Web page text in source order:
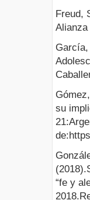
Freud,
su
“fe y